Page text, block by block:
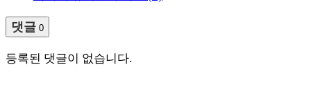
댓글 0
등록된 댓글이 없습니다.